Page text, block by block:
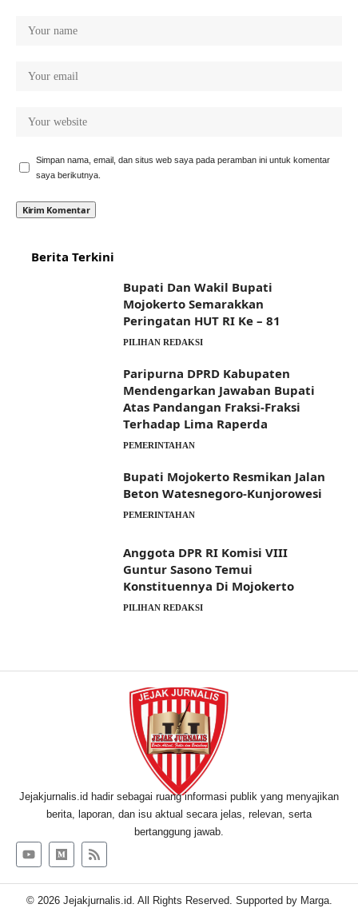
Simpan nama, email, dan situs web saya pada peramban ini untuk komentar
saya berikutnya.
Berita Terkini
Bupati Dan Wakil Bupati
Mojokerto Semarakkan
Peringatan HUT RI Ke – 81
PILIHAN REDAKSI
Paripurna DPRD Kabupaten
Mendengarkan Jawaban Bupati
Atas Pandangan Fraksi-Fraksi
Terhadap Lima Raperda
PEMERINTAHAN
Bupati Mojokerto Resmikan Jalan
Beton Watesnegoro-Kunjorowesi
PEMERINTAHAN
Anggota DPR RI Komisi VIII
Guntur Sasono Temui
Konstituennya Di Mojokerto
PILIHAN REDAKSI
Jejakjurnalis.id hadir sebagai ruang informasi publik yang menyajikan
berita, laporan, dan isu aktual secara jelas, relevan, serta
bertanggung jawab.
© 2026 Jejakjurnalis.id. All Rights Reserved. Supported by Marga.